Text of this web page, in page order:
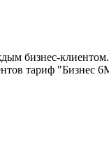
бизнес-
тариф "Бизнес